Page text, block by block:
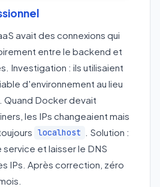
avait des connexions qui
entre le backend et
Investigation : ils utilisaient
d'environnement au lieu
Quand Docker devait
les IPs changeaient mais
localhost
. Solution :
service et laisser le DNS
IPs. Après correction, zéro